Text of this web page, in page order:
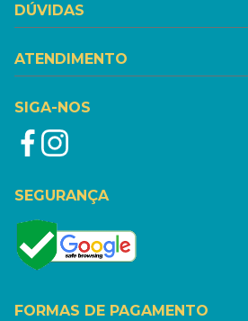
DÚVIDAS
ATENDIMENTO
SIGA-NOS
SEGURANÇA
FORMAS DE PAGAMENTO